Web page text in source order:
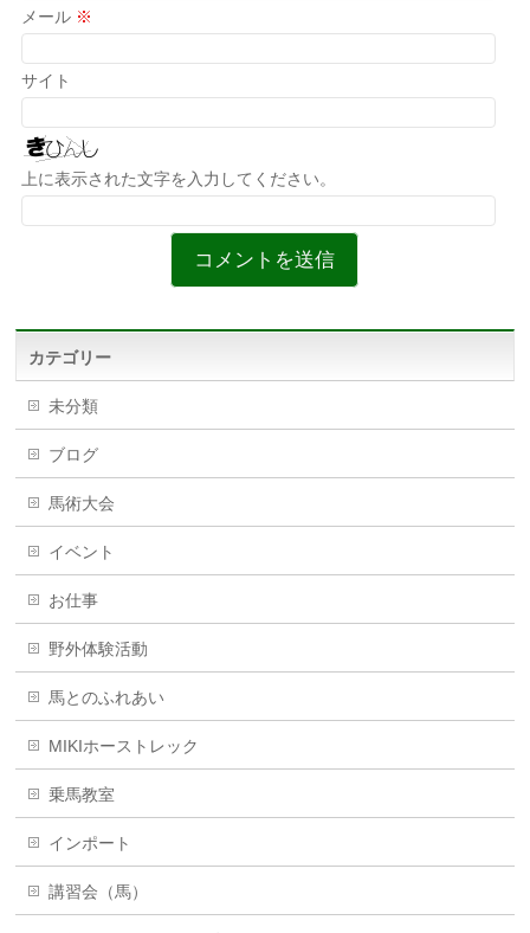
メール ※
サイト
上に表示された文字を入力してください。
カテゴリー
未分類
ブログ
馬術大会
イベント
お仕事
野外体験活動
馬とのふれあい
MIKIホーストレック
乗馬教室
インポート
講習会（馬）